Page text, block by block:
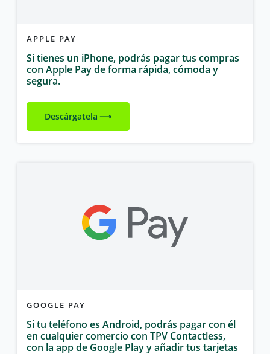
APPLE PAY
Si tienes un iPhone, podrás pagar tus compras
con Apple Pay de forma rápida, cómoda y
segura.
Descárgatela
GOOGLE PAY
Si tu teléfono es Android, podrás pagar con él
en cualquier comercio con TPV Contactless,
con la app de Google Play y añadir tus tarjetas